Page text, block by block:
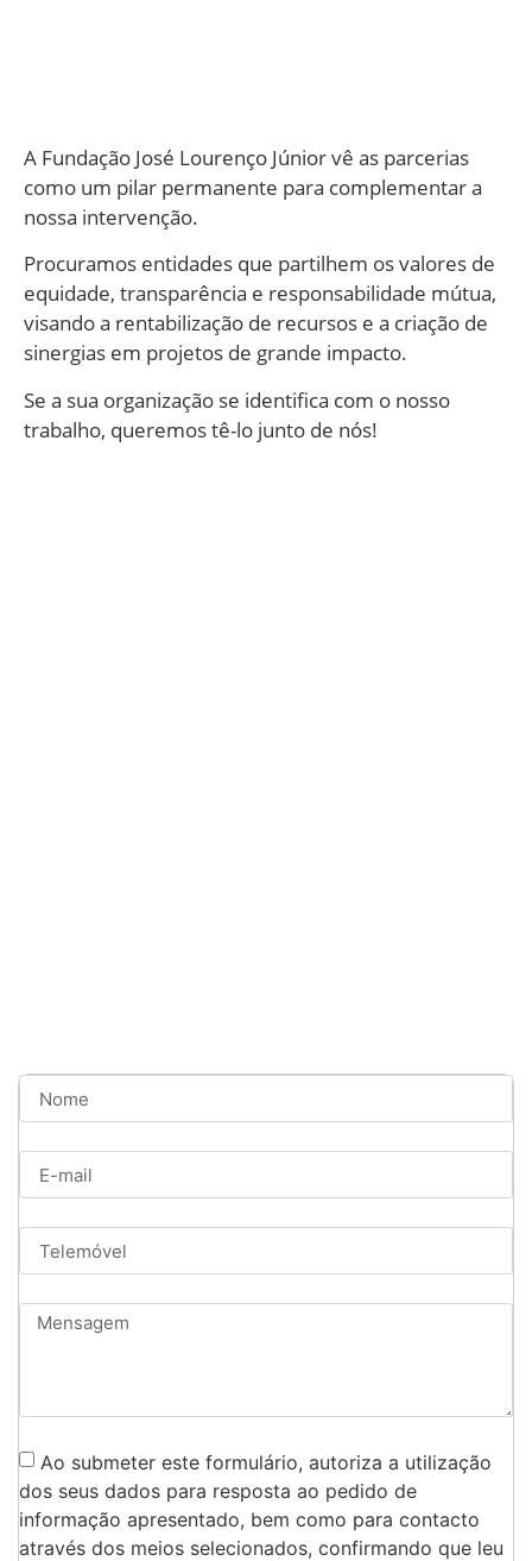
A Fundação José Lourenço Júnior vê as parcerias
como um pilar permanente para complementar a
nossa intervenção.
Procuramos entidades que partilhem os valores de
equidade, transparência e responsabilidade mútua,
visando a rentabilização de recursos e a criação de
sinergias em projetos de grande impacto.
Se a sua organização se identifica com o nosso
trabalho, queremos tê-lo junto de nós!
Ao submeter este formulário, autoriza a utilização
dos seus dados para resposta ao pedido de
informação apresentado, bem como para contacto
através dos meios selecionados, confirmando que leu